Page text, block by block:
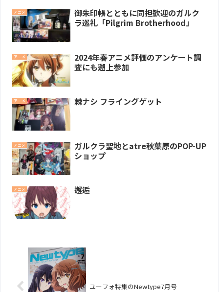
アニメ
御朱印帳とともに同担歓迎のガルク
ラ巡礼「Pilgrim Brotherhood」
アニメ
2024年春アニメ評価のアンケート調
査にも遡上参加
アニメ 棘ナシ フライングゲット
アニメ
ガルクラ聖地とatre秋葉原のPOP-UP
ショップ
アニメ 邂逅
ユーフォ特集のNewtype7月号